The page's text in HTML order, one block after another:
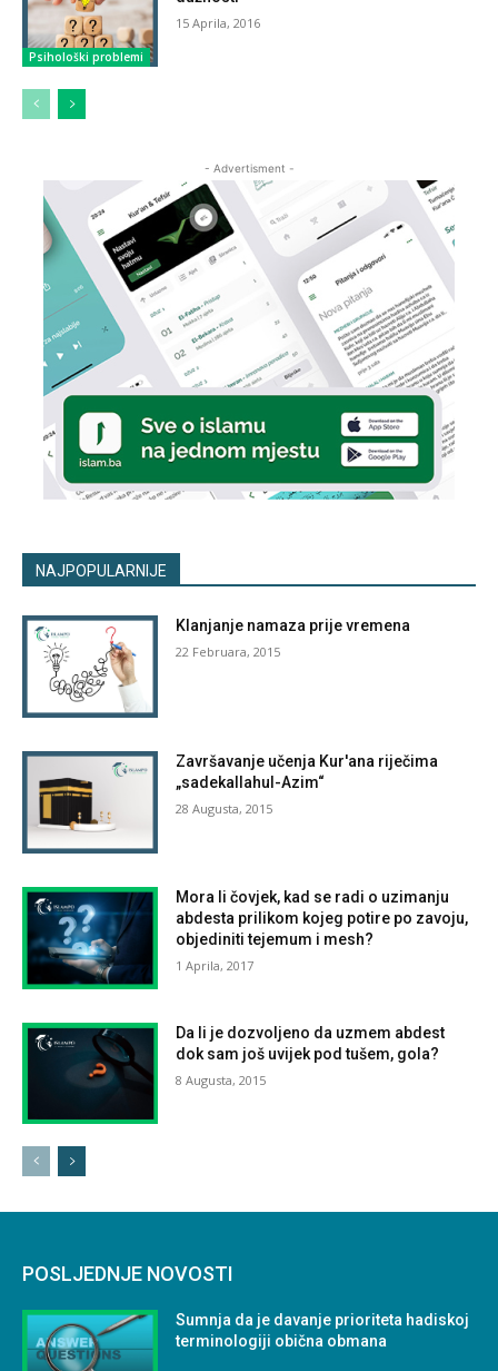
Psihološki problemi
15 Aprila, 2016
- Advertisment -
NAJPOPULARNIJE
Klanjanje namaza prije vremena
22 Februara, 2015
Završavanje učenja Kur'ana riječima
„sadekallahul-Azim“
28 Augusta, 2015
Mora li čovjek, kad se radi o uzimanju
abdesta prilikom kojeg potire po zavoju,
objediniti tejemum i mesh?
1 Aprila, 2017
Da li je dozvoljeno da uzmem abdest
dok sam još uvijek pod tušem, gola?
8 Augusta, 2015
POSLJEDNJE NOVOSTI
Sumnja da je davanje prioriteta hadiskoj
terminologiji obična obmana